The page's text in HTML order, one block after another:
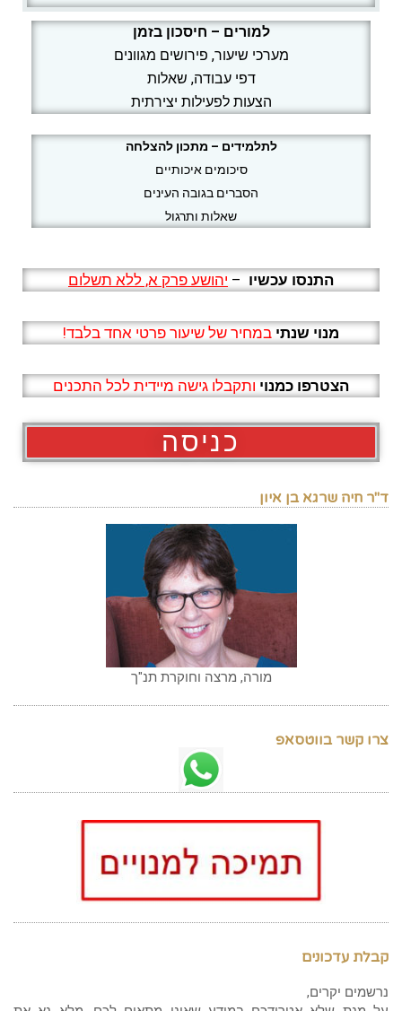
למורים – חיסכון בזמן
מערכי שיעור, פירושים מגוונים
דפי עבודה, שאלות
הצעות לפעילות יצירתית
לתלמידים – מתכון להצלחה
סיכומים איכותיים
הסברים בגובה העינים
שאלות ותרגול
התנסו עכשיו – יהושע פרק א, ללא תשלום
מנוי שנתי במחיר של שיעור פרטי אחד בלבד!
הצטרפו כמנוי ותקבלו גישה מיידית לכל התכנים
כניסה
ד"ר חיה שרגא בן איון
מורה, מרצה וחוקרת תנ"ך
צרו קשר בווטסאפ
קבלת עדכונים
נרשמים יקרים,